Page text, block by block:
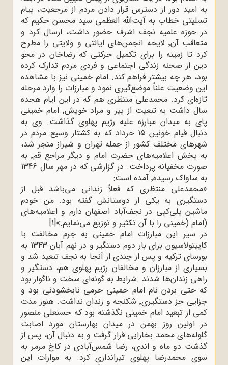
به امید دور از دسترس قرار دادن مردم از مرجعیت، پیام
تسلیتی خطاب به آیت‌الله العظمی سید محسن حکیم که
در حوزه علمیه نجف اشرف حضور داشت، ارسال کرد و
متعاقب آن٬ لایحه انجمن‌های ایالتی و ولایتی را مطرح
کرد تا زمینه را برای تکمیل حرکتی که رضاخان در محو
دین از صحنه زندگی اجتماعی و فردی مردم تدارک کرده
بود، هر چه بیشتر فراهم کند. امام خمینی نیز با مشاهده
این وضعیت علناً موضع‌گیری نمود و مبارزات را وارد مرحله
تازه‌ای کرد. محمدعلی منتظری هم که در این ایام هجده
سال داشت به تبعیت از پیر و مراد خویش٬ امام خمینی
پای به میدان مبارزه علیه رژیم پهلوی گذاشت. وی به
دنبال قیام خونین 15 خرداد که به کشتار وسیع مردم در
شهرهای مختلف کشور از جمله تهران و شیراز منجر شد،
به پخش اعلامیه‌های حضرت امام و دیگر مراجع قم٬ به
صورت مخفیانه پرداخت. در گزارشی که در مهر سال 1346
به ساواک رسیده٬ آمده است
:
»محمدعلی منتظری که فعلاً زندانی می‌باشد قبل از
دستگیری به یکی از دوستانش گفته بود. من خودم
ماشین پلی‌کپی در نجف‌آباد اصفهان دارم و اعلامیه‌های
(امام )خمینی را با آن تکثیر و توزیع می‌نمایم.»[1]
در سیر این مبارزات امام خمینی به جرم مخالفت با
کاپیتولاسیون برای بار دوم دستگیر و در نهم آبان 1343 به
بورسای ترکیه و پس از چندی از آنجا به نجف تبعید شد و
بسیاری از مبارزان و مخالفان رژیم پهلوی هم، دستگیر و
راهی زندان‌ها شدند .شرایط به گونه‌ای سخت و ناگوار بود
که حتی بردن نام امام خمینی جرمی نابخشودنی بود و
جزایی جز دستگیری٬ شکنجه و زندان نداشت. هنوز مدت
کمی از تبعید امام خمینی نگذشته بود که حسنعلی منصور
در اولین روز بهمن در میدان بهارستان مورد اصابت
گلوله‌های محمد بخارایی قرار گرفت و به دنبال آن، پس از
گذشت دو ماه و اندی، رضا شمس‌آبادی در کاخ مرمر به
سوی محمدرضا پهلوی تیراندازی کرد. به موازات این